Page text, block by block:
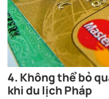
4. Không thể bỏ
khi du lịch Pháp